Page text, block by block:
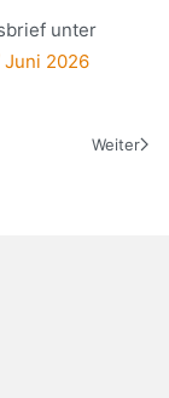
unter
Juni 2026
Weiter